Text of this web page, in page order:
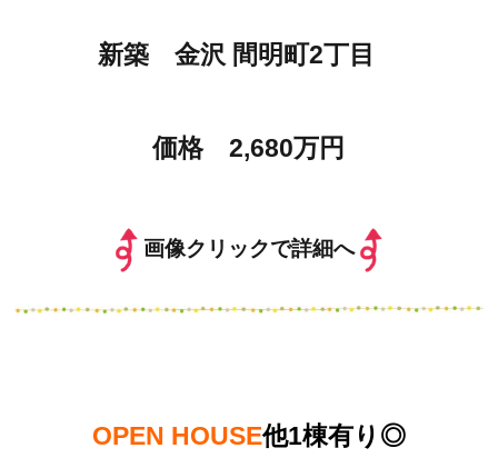
新築 金沢 間明町2丁目
価格 2,680万円
画像クリックで詳細へ
OPEN HOUSE他1棟有り◎